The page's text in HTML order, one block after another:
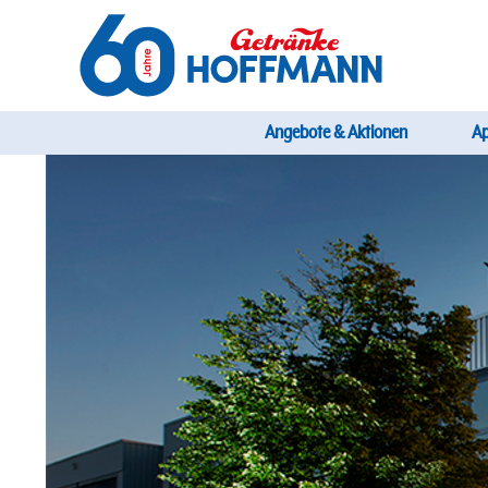
Startseite Getränke Hoffmann
Angebote & Aktionen